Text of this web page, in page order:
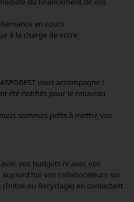
en cours.
à la charge de votre
vous accompagne !
été notifiés pour le nouveau
sommes prêts à mettre vos
vos budgets ni avec vos
vos collaborateurs sur
(Initial ou Recyclage) en contactant